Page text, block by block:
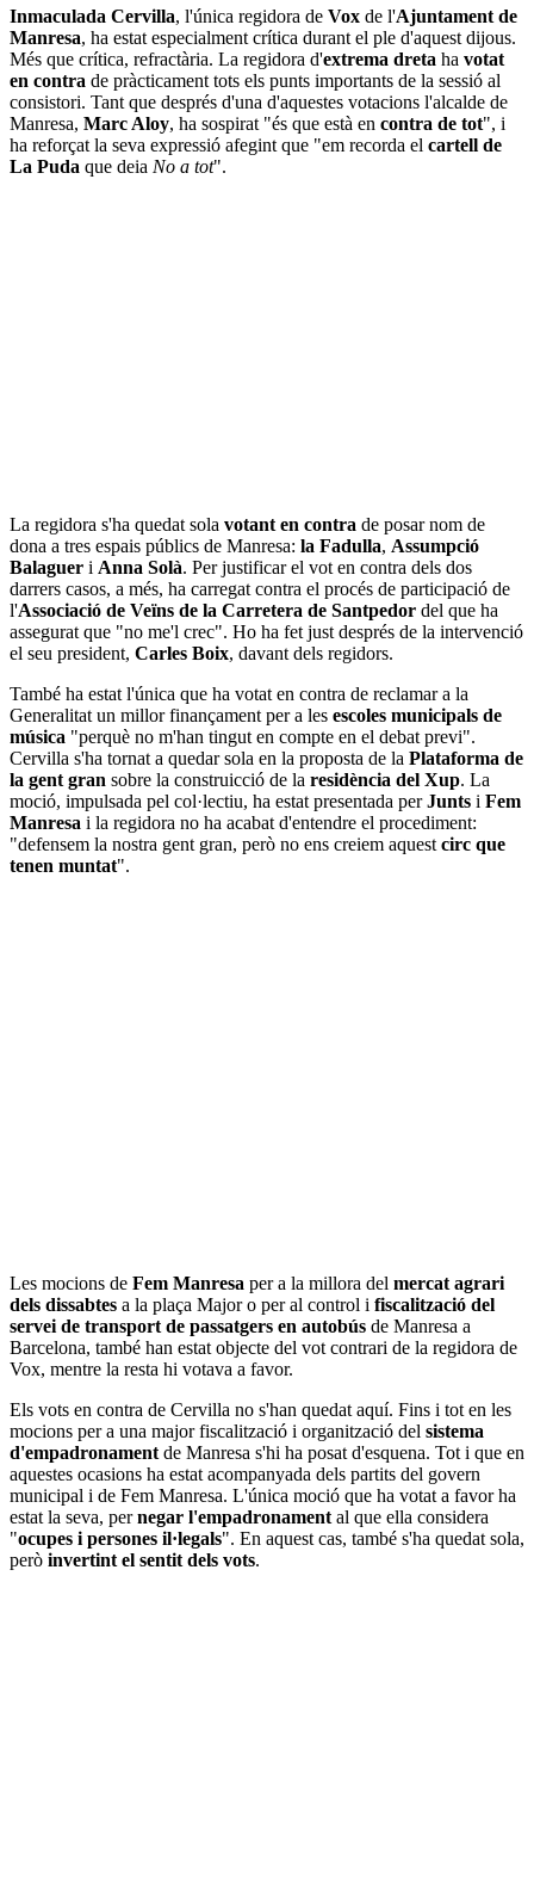
Inmaculada Cervilla, l'única regidora de Vox de l'Ajuntament de
Manresa, ha estat especialment crítica durant el ple d'aquest dijous.
Més que crítica, refractària. La regidora d'extrema dreta ha votat
en contra de pràcticament tots els punts importants de la sessió al
consistori. Tant que després d'una d'aquestes votacions l'alcalde de
Manresa, Marc Aloy, ha sospirat "és que està en contra de tot", i
ha reforçat la seva expressió afegint que "em recorda el cartell de
La Puda que deia No a tot".
La regidora s'ha quedat sola votant en contra de posar nom de
dona a tres espais públics de Manresa: la Fadulla, Assumpció
Balaguer i Anna Solà. Per justificar el vot en contra dels dos
darrers casos, a més, ha carregat contra el procés de participació de
l'Associació de Veïns de la Carretera de Santpedor del que ha
assegurat que "no me'l crec". Ho ha fet just després de la intervenció
el seu president, Carles Boix, davant dels regidors.
També ha estat l'única que ha votat en contra de reclamar a la
Generalitat un millor finançament per a les escoles municipals de
música "perquè no m'han tingut en compte en el debat previ".
Cervilla s'ha tornat a quedar sola en la proposta de la Plataforma de
la gent gran sobre la construicció de la residència del Xup. La
moció, impulsada pel col·lectiu, ha estat presentada perJunts i Fem
Manresa i la regidora no ha acabat d'entendre el procediment:
"defensem la nostra gent gran, però no ens creiem aquest circ que
tenen muntat".
Les mocions de Fem Manresa per a la millora del mercat agrari
dels dissabtes a la plaça Major o per al control i fiscalització del
servei de transport de passatgers en autobús de Manresa a
Barcelona, també han estat objecte del vot contrari de la regidora de
Vox, mentre la resta hi votava a favor.
Els vots en contra de Cervilla no s'han quedat aquí. Fins i tot en les
mocions per a una major fiscalització i organització del sistema
d'empadronament de Manresa s'hi ha posat d'esquena. Tot i que en
aquestes ocasions ha estat acompanyada dels partits del govern
municipal i de Fem Manresa. L'única moció que ha votat a favor ha
estat la seva, pernegar l'empadronament al que ella considera
"ocupes i persones il·legals". En aquest cas, també s'ha quedat sola,
però invertint el sentit dels vots.